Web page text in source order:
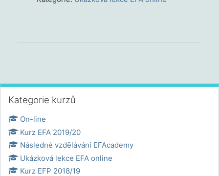
Přeskočit: Kategorie kurzů
Kategorie kurzů
On-line
Kurz EFA 2019/20
Následné vzdělávání EFAcademy
Ukázková lekce EFA online
Kurz EFP 2018/19